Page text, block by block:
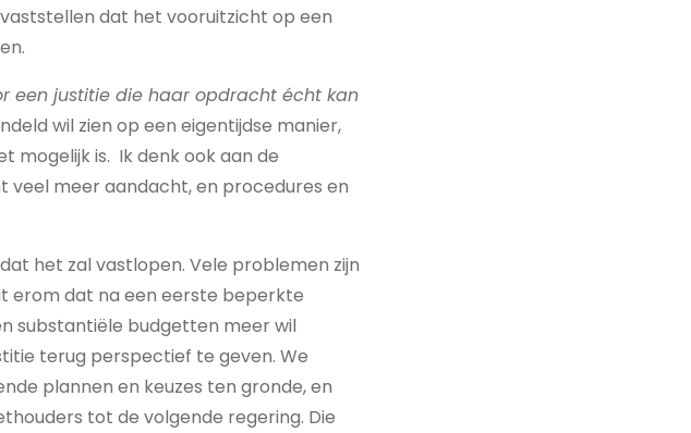
dat het vooruitzicht op een
een justitie die haar opdracht écht kan
wil zien op een eigentijdse manier,
mogelijk is. Ik denk ook aan de
veel meer aandacht, en procedures en
het zal vastlopen. Vele problemen zijn
erom dat na een eerste beperkte
substantiële budgetten meer wil
terug perspectief te geven. We
plannen en keuzes ten gronde, en
tot de volgende regering. Die